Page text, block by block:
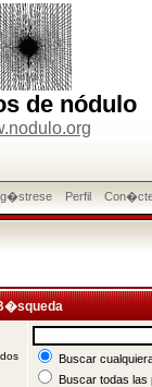
de nódulo
Perfil
Buscar
Buscar todas las